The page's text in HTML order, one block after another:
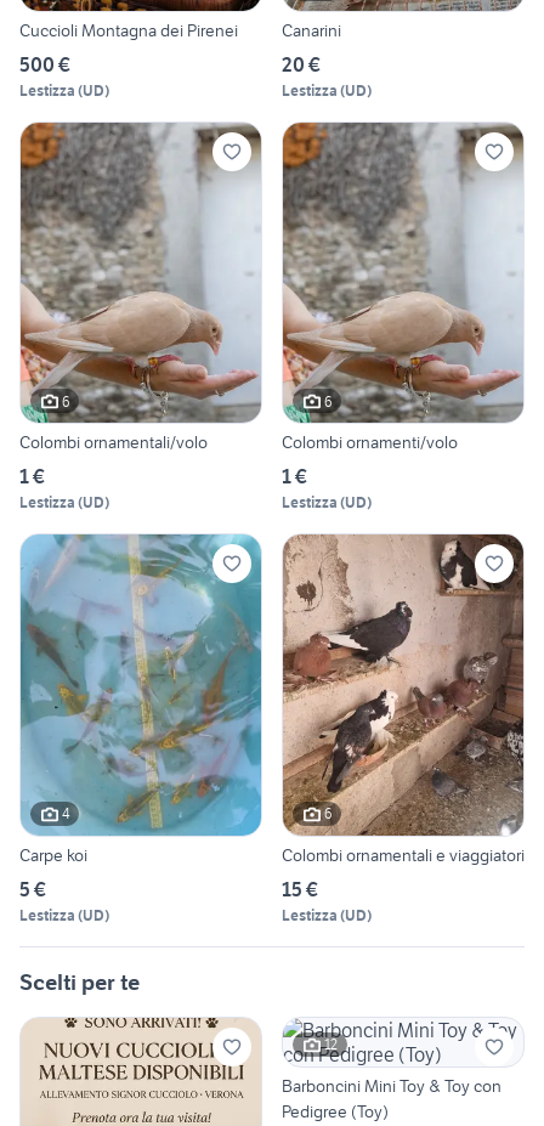
Cuccioli Montagna dei Pirenei
500 €
Lestizza (UD)
Canarini
20 €
Lestizza (UD)
6
Colombi ornamentali/volo
1 €
Lestizza (UD)
6
Colombi ornamenti/volo
1 €
Lestizza (UD)
4
Carpe koi
5 €
Lestizza (UD)
6
Colombi ornamentali e viaggiatori
15 €
Lestizza (UD)
Scelti per te
12
Barboncini Mini Toy & Toy con
Pedigree (Toy)